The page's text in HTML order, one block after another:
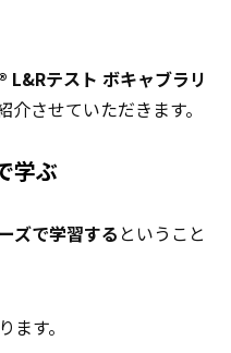
L&Rテスト ボキャブラリ
介させていただきます。
学ぶ
ズで学習する ということ
ます。